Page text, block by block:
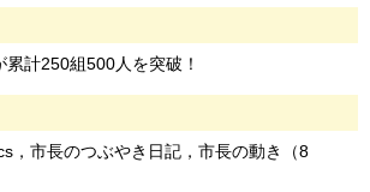
計250組500人を突破！
，市長のつぶやき日記，市長の動き（8